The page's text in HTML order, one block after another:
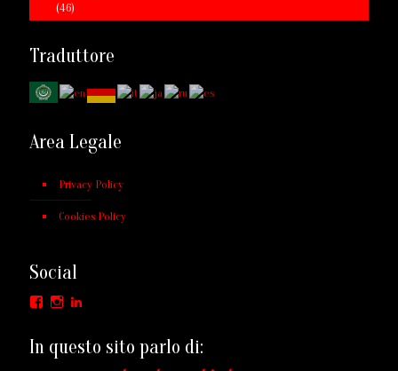
(46)
Traduttore
Area Legale
Privacy Policy
Cookies Policy
Social
Facebook
Instagram
In questo sito parlo di: